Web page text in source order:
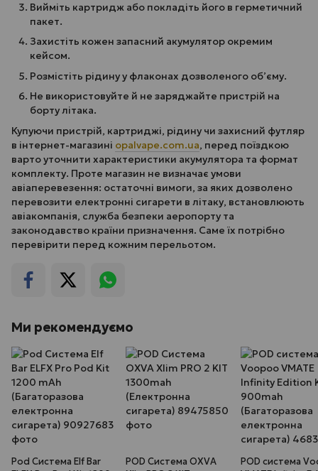
Вийміть картридж або покладіть його в герметичний
пакет.
Захистіть кожен запасний акумулятор окремим
кейсом.
Розмістіть рідину у флаконах дозволеного об’єму.
Не використовуйте й не заряджайте пристрій на
борту літака.
Купуючи пристрій, картриджі, рідину чи захисний футляр
в інтернет-магазині opalvape.com.ua, перед поїздкою
варто уточнити характеристики акумулятора та формат
комплекту. Проте магазин не визначає умови
авіаперевезення: остаточні вимоги, за яких дозволено
перевозити електронні сигарети в літаку, встановлюють
авіакомпанія, служба безпеки аеропорту та
законодавство країни призначення. Саме їх потрібно
перевірити перед кожним перельотом.
Ми рекомендуємо
Pod Система Elf Bar
POD Система OXVA
POD система